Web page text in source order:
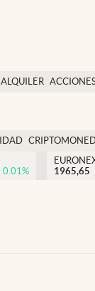
ALQUILER
USA
0.01%
1965,65